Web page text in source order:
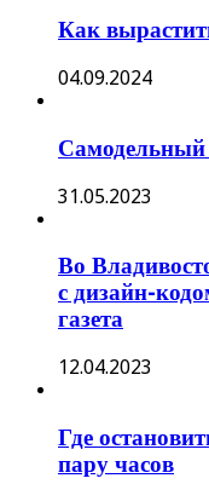
Как
04.09.2024
31.05.2023
Во
с дизайн-
газета
12.04.2023
Где
пару часов